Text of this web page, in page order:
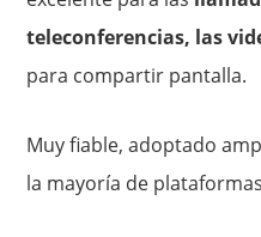
teleconferencias, las
para compartir pantalla.
Muy fiable, adoptado
la mayoría de